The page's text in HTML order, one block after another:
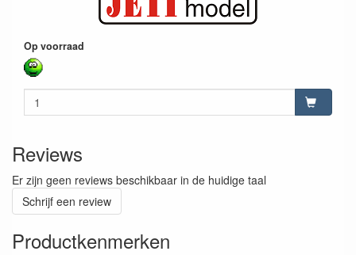
Op voorraad
Reviews
Er zijn geen reviews beschikbaar in de huidige taal
Schrijf een review
Productkenmerken